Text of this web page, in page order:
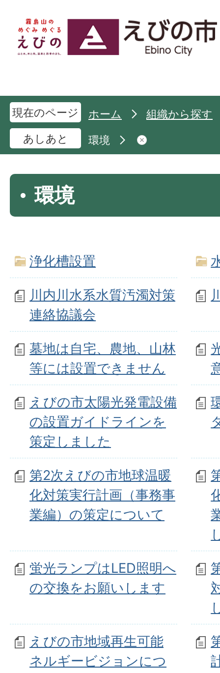
現在のページ ホーム
組織から探す
あしあと
環境
環境
浄化槽設置
川内川水系水質汚濁対策
連絡協議会
墓地は自宅、農地、山林
等には設置できません
えびの市太陽光発電設備
の設置ガイドラインを
策定しました
第2次えびの市地球温暖
化対策実行計画（事務事
業編）の策定について
蛍光ランプはLED照明へ
の交換をお願いします
えびの市地域再生可能
ネルギービジョンにつ